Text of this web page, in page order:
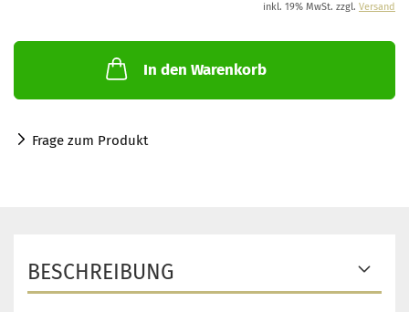
inkl. 19% MwSt. zzgl. Versand
In den Warenkorb
Frage zum Produkt
BESCHREIBUNG